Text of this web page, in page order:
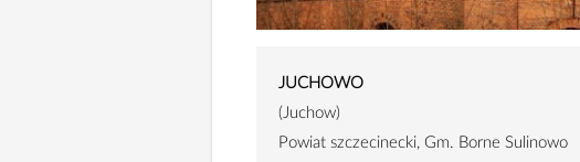
JUCHOWO
(Juchow)
Powiat szczecinecki, Gm. Borne Sulinowo